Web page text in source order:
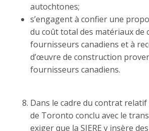
autochtones;
s’engagent à confier une
du coût total des matériaux de
fournisseurs canadiens et à
d’œuvre de construction
fournisseurs canadiens.
Dans le cadre du contrat
de Toronto conclu avec le
exiger que la SIERE y insère